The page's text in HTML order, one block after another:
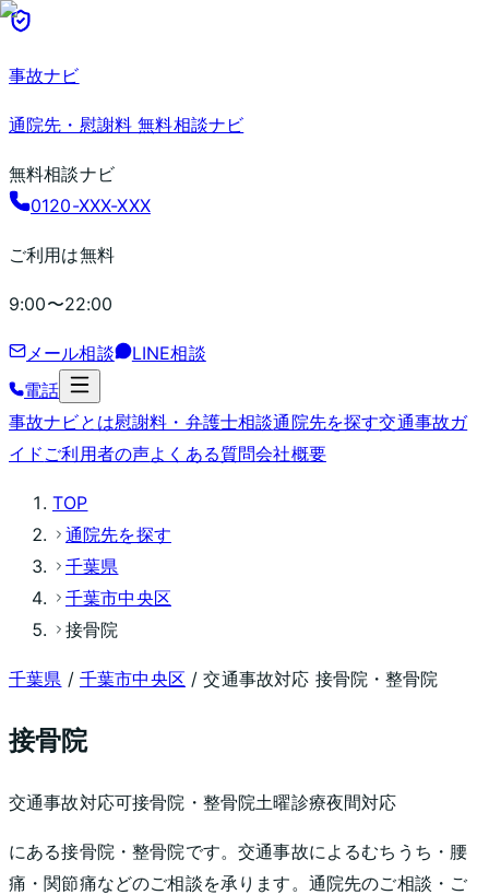
事故ナビ
通院先・慰謝料 無料相談ナビ
無料相談ナビ
0120-XXX-XXX
ご利用は無料
9:00〜22:00
メール相談
LINE相談
電話
事故ナビとは慰謝料・弁護士相談通院先を探す交通事故ガ
イド ご利用者の声よくある質問会社概要
TOP
通院先を探す
千葉県
千葉市中央区
接骨院
千葉県 / 千葉市中央区 / 交通事故対応 接骨院・整骨院
接骨院
交通事故対応可接骨院・整骨院土曜診療夜間対応
にある接骨院・整骨院です。交通事故によるむちうち・腰
痛・関節痛などのご相談を承ります。通院先のご相談・ご